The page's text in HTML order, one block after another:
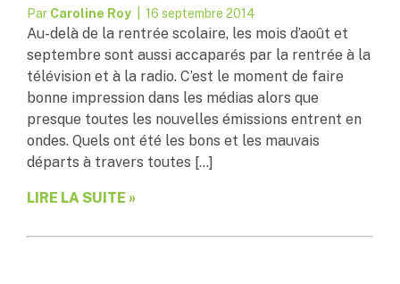
Par Caroline Roy | 16 septembre 2014
Au-delà de la rentrée scolaire, les mois d’août et
septembre sont aussi accaparés par la rentrée à la
télévision et à la radio. C’est le moment de faire
bonne impression dans les médias alors que
presque toutes les nouvelles émissions entrent en
ondes. Quels ont été les bons et les mauvais
départs à travers toutes […]
LIRE LA SUITE »